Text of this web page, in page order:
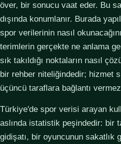
över, bir sonucu vaat eder. Bu
dışında konumlanır. Burada
spor verilerinin nasıl
terimlerin gerçekte ne anlama
sık takıldığı noktaların nasıl
bir rehber niteliğindedir; hizmet
üçüncü taraflara bağlantı
Türkiye'de spor verisi arayan
aslında istatistik peşindedir: bir
gidişatı, bir oyuncunun sakatlık